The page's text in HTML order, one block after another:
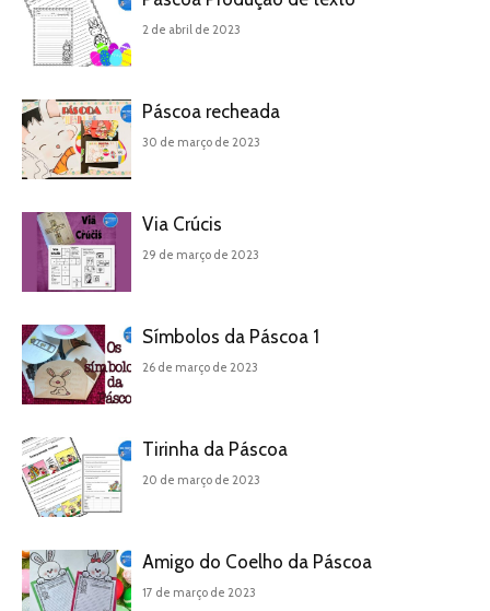
2 de abril de 2023
Páscoa recheada
30 de março de 2023
Via Crúcis
29 de março de 2023
Símbolos da Páscoa 1
26 de março de 2023
Tirinha da Páscoa
20 de março de 2023
Amigo do Coelho da Páscoa
17 de março de 2023